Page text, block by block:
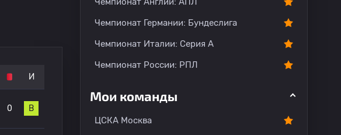
И
0 В
Чемпионат Германии: Бундеслига
Чемпионат Италии: Серия А
Чемпионат России: РПЛ
Мои команды
ЦСКА Москва